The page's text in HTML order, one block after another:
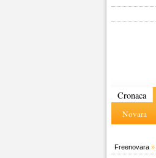
Cronaca
Novara
Freenovara »